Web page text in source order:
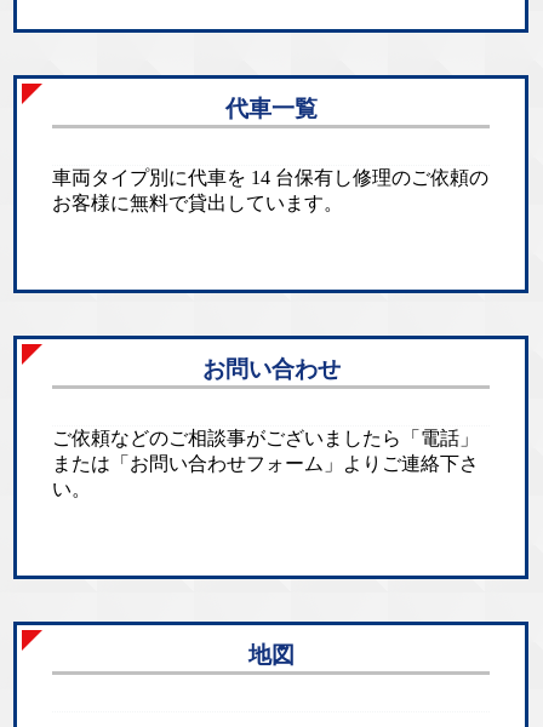
代車一覧
車両タイプ別に代車を 14 台保有し修理のご依頼の
お客様に無料で貸出しています。
お問い合わせ
ご依頼などのご相談事がございましたら「電話」
または「お問い合わせフォーム」よりご連絡下さ
い。
地図